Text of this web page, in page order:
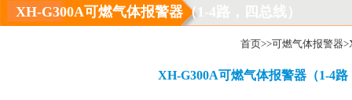
XH-G300A可燃气体报警器（1-4路，四总线）
首页>>可燃气体报警器
XH-G300A可燃气体报警器（1-4